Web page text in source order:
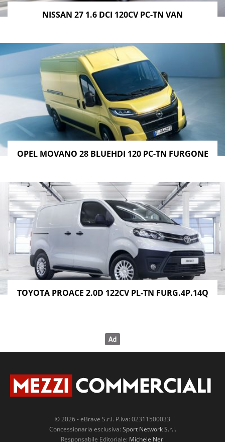
NISSAN 27 1.6 DCI 120CV PC-TN VAN
OPEL MOVANO 28 BLUEHDI 120 PC-TN FURGONE
TOYOTA PROACE 2.0D 122CV PL-TN FURG.4P.14Q
© 2026 - eBrave S.r.l. P.iva: 02311500033
Concessionaria esclusiva: Sport Network S.r.l.
Responsabile Editoriale: Michele Neri